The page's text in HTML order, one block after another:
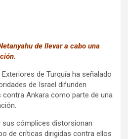
de llevar a cabo una
de Turquía ha señalado
de Israel difunden
Ankara como parte de una
sus cómplices distorsionan
de críticas dirigidas contra ellos